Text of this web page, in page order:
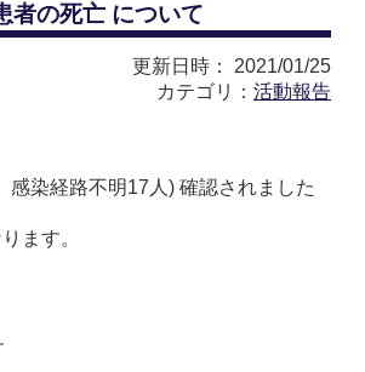
者の死亡 について
更新日時： 2021/01/25
カテゴリ： 活動報告
染経路不明17人) 確認されました
ます。